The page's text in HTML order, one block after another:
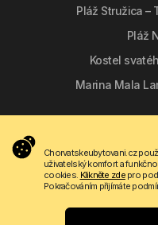
Pláž Stružica –
Pláž
Kostel
Marina Mala
Chorvatskeubytovani.cz
uživatelský komfort a
cookies. Klikněte zdepro
Pokračováním přijímáte